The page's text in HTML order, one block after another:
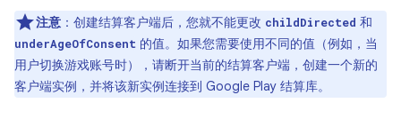
注意 ： 创建结算客户端后，您就不能更改 childDirected 和
underAgeOfConsent 的值。如果您需要使用不同的值（例如，当
用户切换游戏账号时），请断开当前的结算客户端，创建一个新的
客户端实例，并将该新实例连接到 Google Play 结算库。